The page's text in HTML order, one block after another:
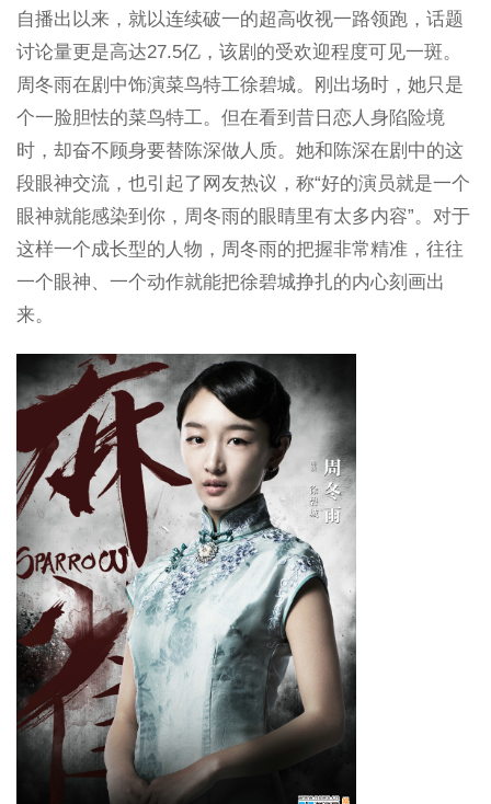
自播出以来，就以连续破一的超高收视一路领跑，话题
讨论量更是高达27.5亿，该剧的受欢迎程度可见一斑。
周冬雨在剧中饰演菜鸟特工徐碧城。刚出场时，她只是
个一脸胆怯的菜鸟特工。但在看到昔日恋人身陷险境
时，却奋不顾身要替陈深做人质。她和陈深在剧中的这
段眼神交流，也引起了网友热议，称“好的演员就是一个
眼神就能感染到你，周冬雨的眼睛里有太多内容”。对于
这样一个成长型的人物，周冬雨的把握非常精准，往往
一个眼神、一个动作就能把徐碧城挣扎的内心刻画出
来。